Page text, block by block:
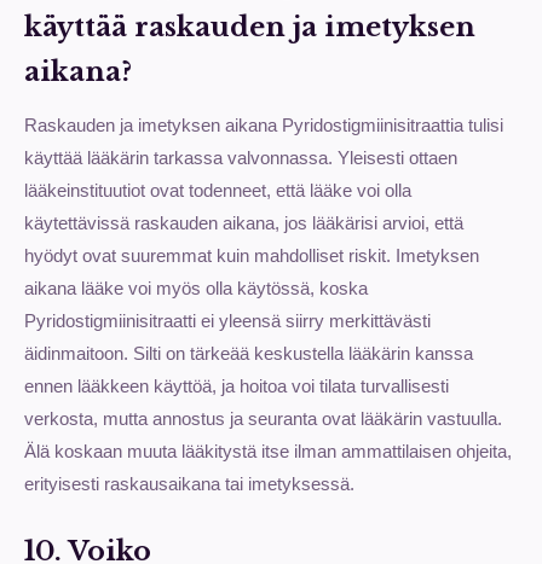
käyttää raskauden ja imetyksen
aikana?
Raskauden ja imetyksen aikana Pyridostigmiinisitraattia tulisi
käyttää lääkärin tarkassa valvonnassa. Yleisesti ottaen
lääkeinstituutiot ovat todenneet, että lääke voi olla
käytettävissä raskauden aikana, jos lääkärisi arvioi, että
hyödyt ovat suuremmat kuin mahdolliset riskit. Imetyksen
aikana lääke voi myös olla käytössä, koska
Pyridostigmiinisitraatti ei yleensä siirry merkittävästi
äidinmaitoon. Silti on tärkeää keskustella lääkärin kanssa
ennen lääkkeen käyttöä, ja hoitoa voi tilata turvallisesti
verkosta, mutta annostus ja seuranta ovat lääkärin vastuulla.
Älä koskaan muuta lääkitystä itse ilman ammattilaisen ohjeita,
erityisesti raskausaikana tai imetyksessä.
10. Voiko